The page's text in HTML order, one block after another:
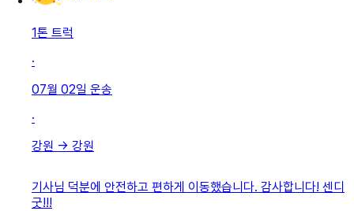
1톤 트럭
·
07월 02일 운송
·
강원 → 강원
기사님 덕분에 안전하고 편하게 이동했습니다. 감사합니다! 센디
굿!!!